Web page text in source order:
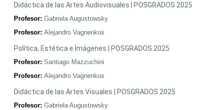
Didáctica de las Artes Audiovisuales | POSGRADOS 2025
Profesor: Gabriela Augustowsky
Profesor: Alejandro Vagnenkos
Política, Estética e Imágenes | POSGRADOS 2025
Profesor: Santiago Mazzuchini
Profesor: Alejandro Vagnenkos
Didáctica de las Artes Visuales | POSGRADOS 2025
Profesor: Gabriela Augustowsky